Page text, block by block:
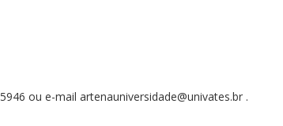
ou e-mail artenauniversidade@univates.br .